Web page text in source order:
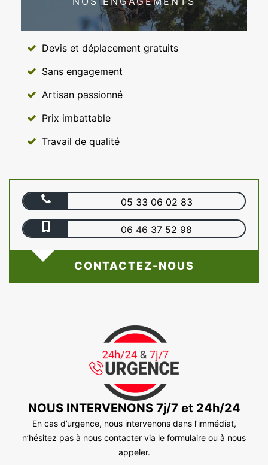
Devis et déplacement gratuits
Sans engagement
Artisan passionné
Prix imbattable
Travail de qualité
05 33 06 02 83
06 46 37 52 98
CONTACTEZ-NOUS
NOUS INTERVENONS 7j/7 et 24h/24
En cas d’urgence, nous intervenons dans l’immédiat,
n’hésitez pas à nous contacter via le formulaire ou à nous
appeler.